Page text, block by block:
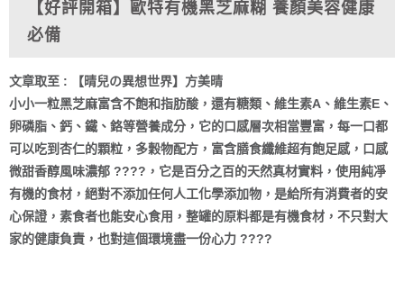
【好評開箱】歐特有機黑芝麻糊 養顏美容健康
必備
文章取至 :
【晴兒の異想世界】方美晴
小小一粒黑芝麻富含不飽和指肪酸，還有糖類、維生素A、維生素E、
卵磷脂、鈣、鐵、鉻等營養成分，它的口感層次相當豐富，每一口都
可以吃到杏仁的顆粒，多穀物配方，富含膳食纖維超有飽足感，口感
微甜香醇風味濃郁 ????，它是百分之百的天然真材實料，使用純凈
有機的食材，絕對不添加任何人工化學添加物，是給所有消費者的安
心保證，素食者也能安心食用，整罐的原料都是有機食材，不只對大
家的健康負責，也對這個環境盡一份心力 ????